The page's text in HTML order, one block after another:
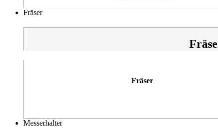
Fräser
Fräser
Messerhalter